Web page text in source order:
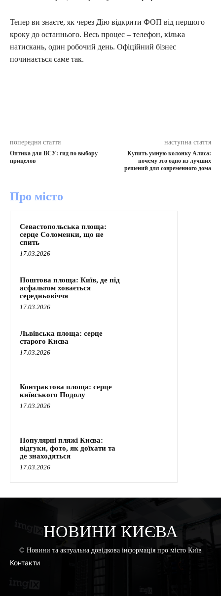
Тепер ви знаєте, як через Дію відкрити ФОП від першого
кроку до останнього. Весь процес – телефон, кілька
натискань, один робочий день. Офіційний бізнес
починається саме так.
попередня стаття
Оптика для ВСУ: гид по выбору
прицелов
наступна стаття
Купить умную колонку Алиса:
почему это одно из лучших
решений для современного дома
Про місто
Севастопольська площа:
серце Соломенки, що не
спить
17.03.2026
Поштова площа: Київ, де під
асфальтом ховається
середньовіччя
17.03.2026
Львівська площа: серце
старого Києва
17.03.2026
Контрактова площа: серце
київського Подолу
17.03.2026
Популярні пляжі Києва:
відгуки, фото, як доїхати та
де знаходяться
17.03.2026
НОВИНИ КИЄВА
© Новини та актуальна довідкова інформація про місто Київ
Контакти